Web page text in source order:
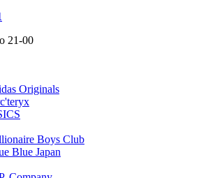
21-00
Originals
Boys Club
Blue Japan